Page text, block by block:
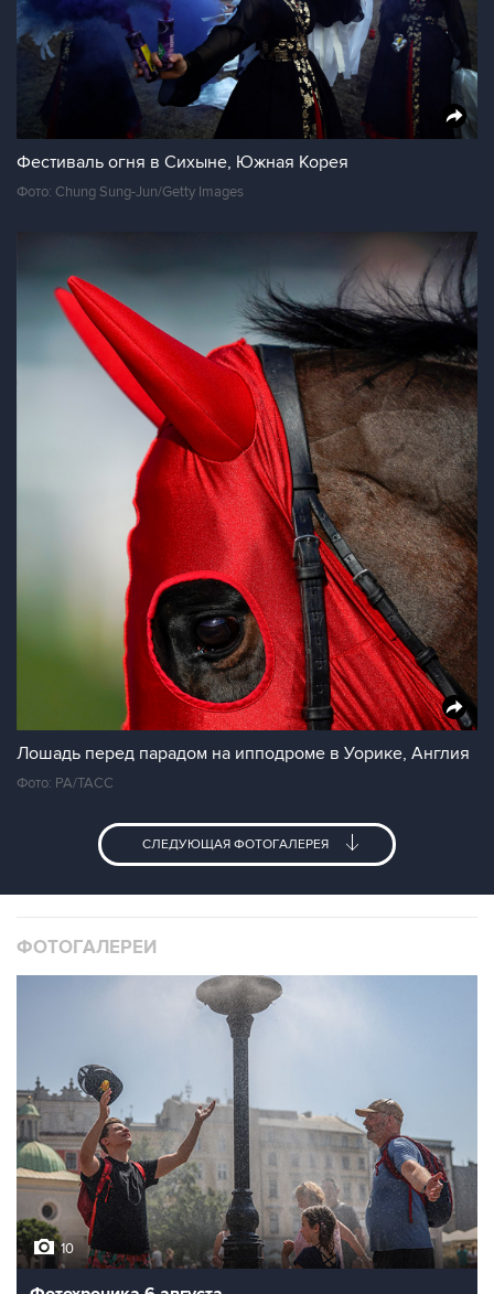
Фестиваль огня в Сихыне, Южная Корея
Фото: Chung Sung-Jun/Getty Images
Лошадь перед парадом на ипподроме в Уорике, Англия
Фото: PA/ТАСС
СЛЕДУЮЩАЯ ФОТОГАЛЕРЕЯ
ФОТОГАЛЕРЕИ
10